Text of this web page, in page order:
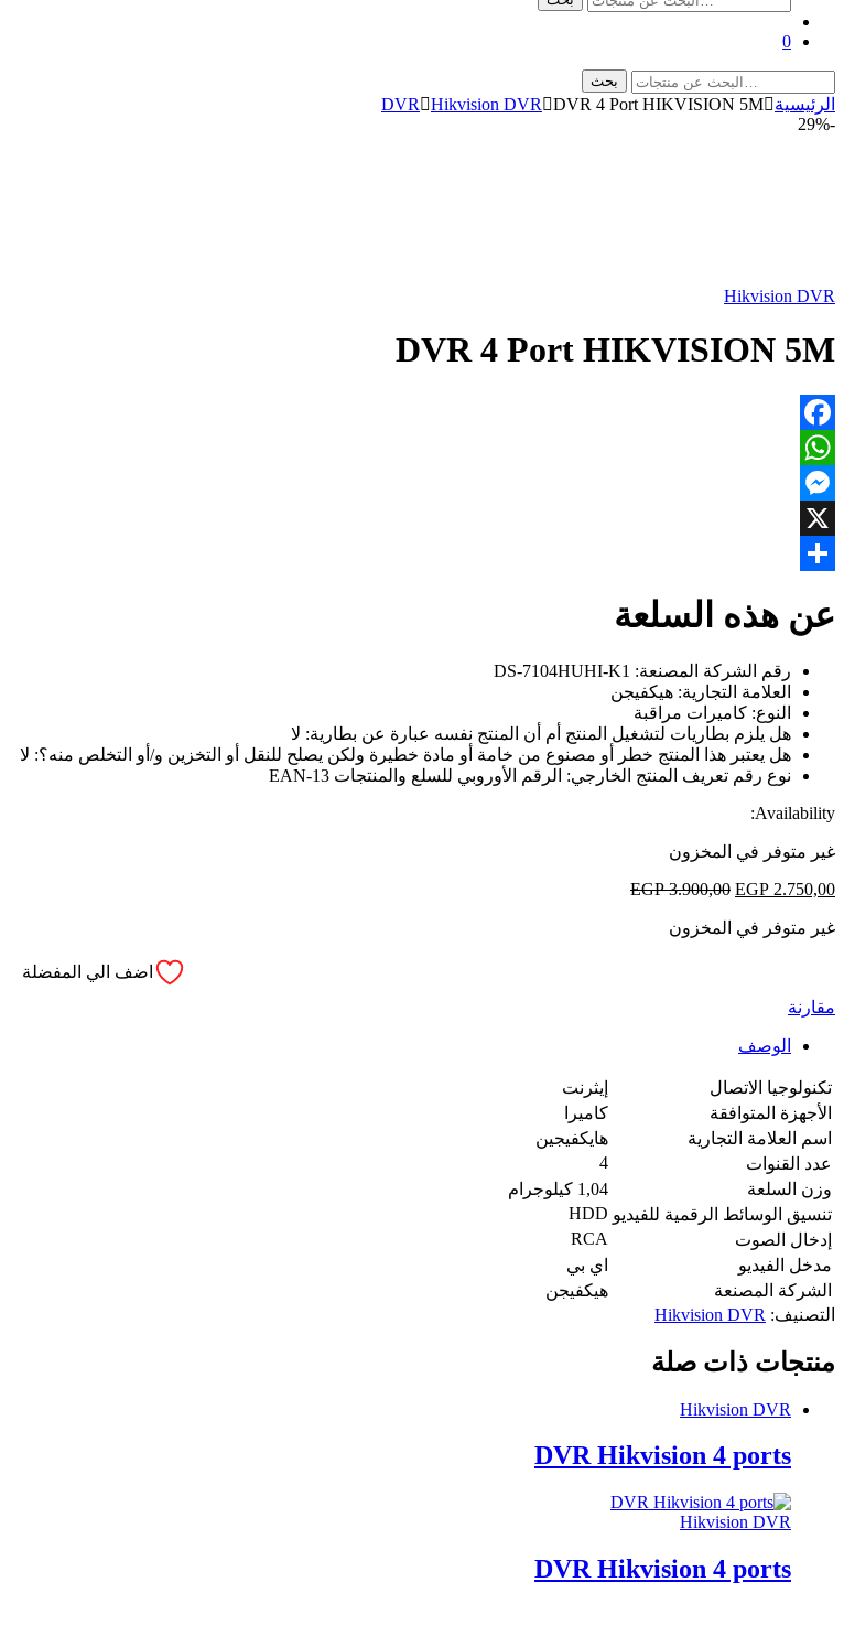
عن:
0
عن:
بحث
الرئيسية DVR Hikvision DVR
DVR 4 Port HIKVISION 5M
-
29%
Hikvision DVR
DVR 4 Port HIKVISION 5M
Facebook
WhatsApp
Messenger
X
عن هذه السلعة
رقم الشركة المصنعة: DS-7104HUHI-K1
العلامة التجارية: هيكفيجن
النوع: كاميرات مراقبة
هل يلزم بطاريات لتشغيل المنتج أم أن المنتج نفسه عبارة عن بطارية: لا
هل يعتبر هذا المنتج خطر أو مصنوع من خامة أو مادة خطيرة ولكن يصلح للنقل أو التخزين و/أو التخلص منه؟: لا
نوع رقم تعريف المنتج الخارجي: الرقم الأوروبي للسلع والمنتجات EAN-13
Availability:
غير متوفر في المخزون
EGP 2.750,00
EGP3.900,00
غير متوفر في المخزون
اضف الي المفضلة
مقارنة
الوصف
تكنولوجيا الاتصال
إيثرنت
الأجهزة المتوافقة
كاميرا
اسم العلامة التجارية
هايكفيجين
عدد القنوات
4
وزن السلعة
1,04 كيلوجرام
تنسيق الوسائط الرقمية للفيديو HDD
إدخال الصوت
RCA
مدخل الفيديو
اي بي
الشركة المصنعة
هيكفيجن
التصنيف: Hikvision DVR
منتجات ذات صلة
Hikvision DVR
DVR Hikvision 4 ports
Hikvision DVR
DVR Hikvision 4 ports